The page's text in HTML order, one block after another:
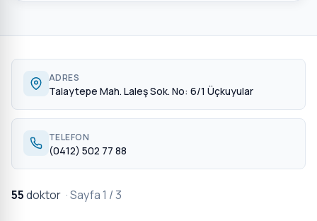
ADRES
Talaytepe Mah. Laleş Sok. No: 6/1 Üçkuyular
TELEFON
(0412) 502 77 88
55doktor · Sayfa 1 / 3